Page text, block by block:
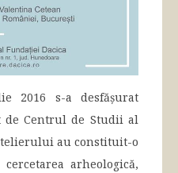
2016 s-a desfășurat
Centrul de Studii al
au constituit-o
arheologică,